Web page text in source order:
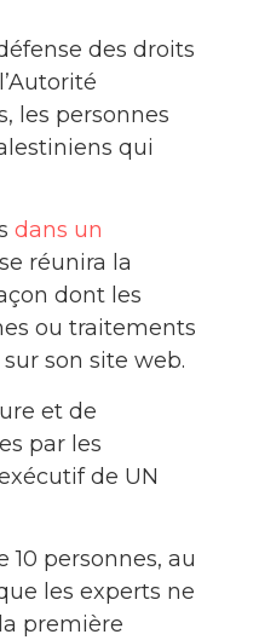
des droits
les personnes
qui
dans un
réunira la
dont les
ou traitements
son site web.
et de
par les
de UN
personnes, au
les experts ne
première